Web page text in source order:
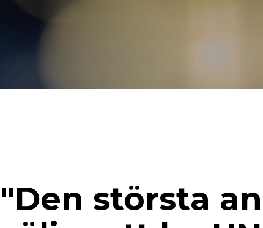
"Den största